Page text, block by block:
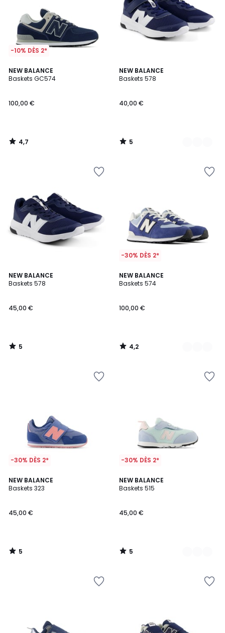
-10% DÈS 2*
NEW BALANCE
Baskets GC574
100,00 €
4,7
/ 5
4,7
/
NEW BALANCE
Baskets 578
40,00 €
5
/
2
Couleurs
5
/
NEW BALANCE
Baskets 578
45,00 €
5
/
5
/
-30% DÈS 2*
NEW BALANCE
Baskets 574
100,00 €
4,2
/ 5
2
Couleurs
4,2
/
-30% DÈS 2*
NEW BALANCE
Baskets 323
45,00 €
5
/
5
/
-30% DÈS 2*
NEW BALANCE
Baskets 515
45,00 €
5
/
2
Couleurs
5
/